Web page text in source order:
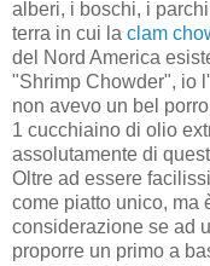
alberi, i boschi, i
terra in cui la clam
del Nord America
"Shrimp Chowder", io
non avevo un bel
1 cucchiaino di olio
assolutamente di
Oltre ad essere
come piatto unico, ma
considerazione se ad
proporre un primo a